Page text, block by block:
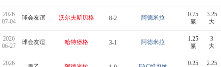
2026
07-04
球会友谊 沃尔夫斯贝格 8-2 阿德米拉
0.75
赢
3.25
大
2026
06-27
球会友谊 哈特堡格 3-1 阿德米拉
1.25
赢
3
大
2026
0.25
2.25